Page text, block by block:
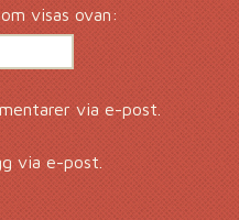
visas ovan:
via e-post.
via e-post.